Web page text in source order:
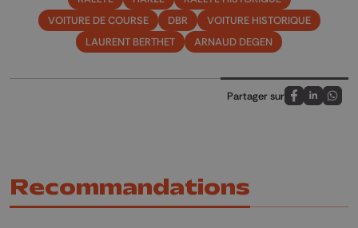
VOITURE DE COURSE
DBR
VOITURE HISTORIQUE
LAURENT BERTHET
ARNAUD DEGEN
Partager sur
Partagez sur
Partagez
Recommandations